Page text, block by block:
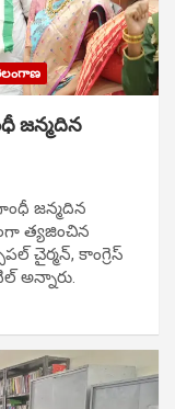
జ‌న్మ‌దిన
జ‌న్మ‌దిన
త్య‌జించిన
చైర్మ‌న్, కాంగ్రెస్
అన్నారు.